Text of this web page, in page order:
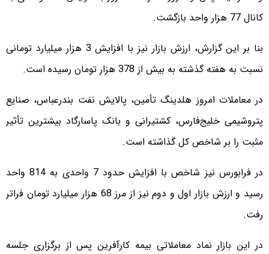
کانال 77 هزار واحد بازگشت.
بنا بر این گزارش، ارزش بازار نیز با افزایش 3 هزار میلیارد تومانی
نسبت به هفته گذشته به بیش از 378 هزار تومان رسیده است.
در معاملات امروز هلدینگ تأمین، پالایش نفت بندرعباس، صنایع
پتروشیمی خلیج‌فارس، کشتیرانی و بانک پاسارگاد بیشترین تأثیر
مثبت را بر شاخص کل گذاشته است.
در فرابورس نیز شاخص با افزایش حدود 7 واحدی به 814 واحد
رسید و ارزش بازار اول و دوم نیز از مرز 68 هزار میلیارد تومان فراتر
رفت.
در این بازار نماد معاملاتی بیمه کارآفرین پس از برگزاری جلسه